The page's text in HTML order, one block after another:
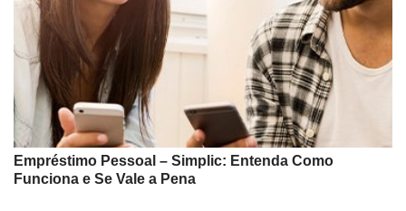
Empréstimo Pessoal – Simplic: Entenda Como
Funciona e Se Vale a Pena